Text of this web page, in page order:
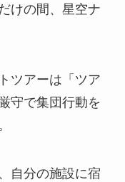
けの間、星空ナ
ツアーは「ツア
守で集団行動を
自分の施設に宿